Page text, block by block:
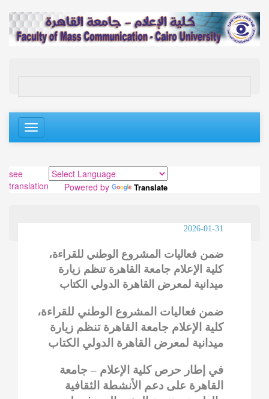
Toggle
navigation
see
translation
Powered by Translate
2026-01-31
ضمن فعاليات المشروع الوطني للقراءة،
كلية الإعلام جامعة القاهرة تنظم زيارة
ميدانية لمعرض القاهرة الدولي الكتاب
ضمن فعاليات المشروع الوطني للقراءة،
كلية الإعلام جامعة القاهرة تنظم زيارة
ميدانية لمعرض القاهرة الدولي الكتاب
في إطار حرص كلية الإعلام – جامعة
القاهرة على دعم الأنشطة الثقافية